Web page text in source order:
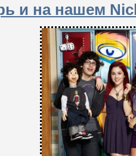
и на нашем